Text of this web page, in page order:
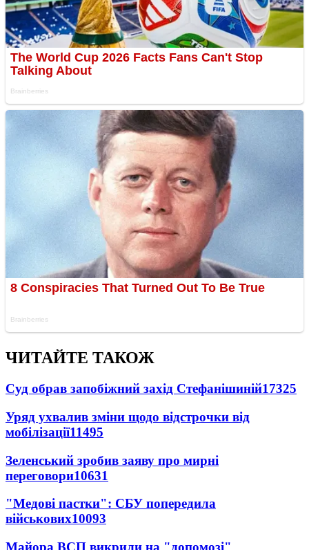
ЧИТАЙТЕ ТАКОЖ
Суд обрав запобіжний захід Стефанішиній17325
Уряд ухвалив зміни щодо відстрочки від
мобілізації11495
Зеленський зробив заяву про мирні
переговори10631
"Медові пастки": СБУ попередила
військових10093
Майора ВСП викрили на "допомозі"